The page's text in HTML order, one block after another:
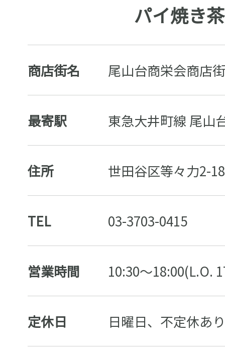
パイ焼き
商店街名 尾山台商栄会商店
最寄駅 東急大井町線 尾山
住所 世田谷区等々力2-
TEL 03-3703-0415
営業時間 10:30〜18:00(L.O.
定休日 日曜日、不定休あり